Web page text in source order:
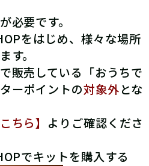
必要です。
をはじめ、様々な場所
す。
販売している「おうちで
ーポイントの対象外とな
こちら】 よりご確認くださ
でキットを購入する